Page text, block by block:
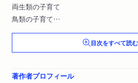
両生類の子育て
鳥類の子育て
哺乳類の子育て
目次をすべて読む
著作者プロフィール